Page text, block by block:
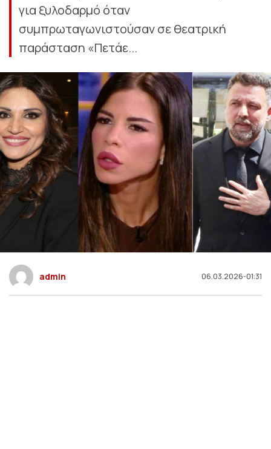
για ξυλοδαρμό όταν
συμπρωταγωνιστούσαν σε θεατρική
παράσταση «Πετάε...
admin 06.03.2026-01:31